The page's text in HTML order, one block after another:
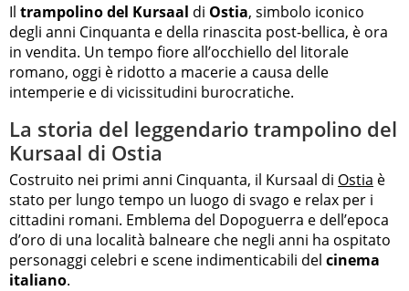
Il trampolino del Kursaal di Ostia, simbolo iconico
degli anni Cinquanta e della rinascita post-bellica, è ora
in vendita. Un tempo fiore all’occhiello del litorale
romano, oggi è ridotto a macerie a causa delle
intemperie e di vicissitudini burocratiche.
La storia del leggendario trampolino del
Kursaal di Ostia
Costruito nei primi anni Cinquanta, il Kursaal di Ostia è
stato per lungo tempo un luogo di svago e relax per i
cittadini romani. Emblema del Dopoguerra e dell’epoca
d’oro di una località balneare che negli anni ha ospitato
personaggi celebri e scene indimenticabili del cinema
italiano.